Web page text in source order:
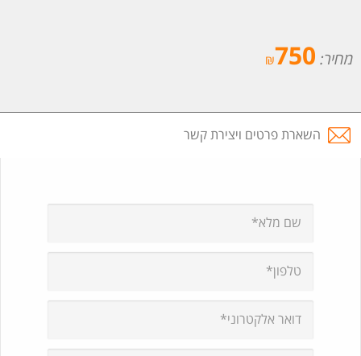
מחיר: 750
₪
השארת פרטים ויצירת קשר